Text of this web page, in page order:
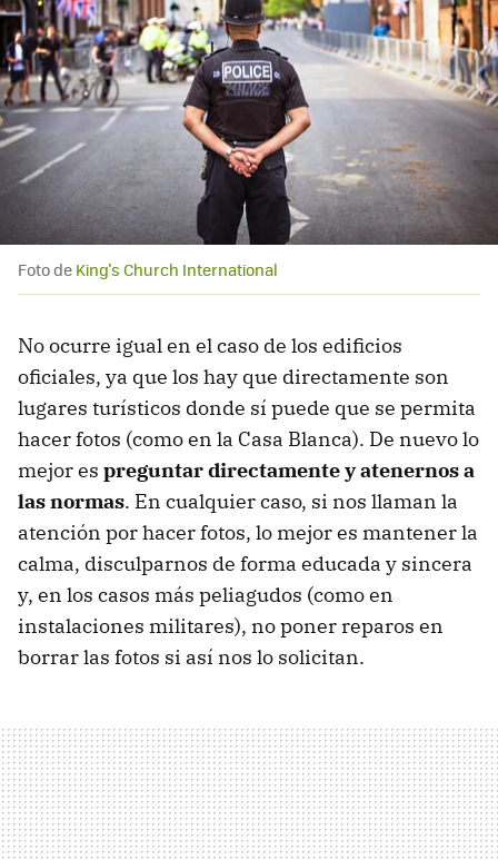
Foto de King's Church International
No ocurre igual en el caso de los edificios
oficiales, ya que los hay que directamente son
lugares turísticos donde sí puede que se permita
hacer fotos (como en la Casa Blanca). De nuevo lo
mejor es preguntar directamente y atenernos a
las normas. En cualquier caso, si nos llaman la
atención por hacer fotos, lo mejor es mantener la
calma, disculparnos de forma educada y sincera
y, en los casos más peliagudos (como en
instalaciones militares), no poner reparos en
borrar las fotos si así nos lo solicitan.